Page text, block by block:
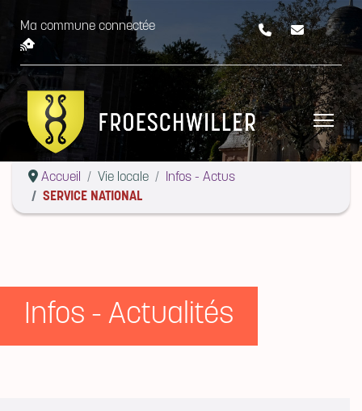
Accueil Vie locale
Infos - Actus
SERVICE NATIONAL
Infos - Actualités